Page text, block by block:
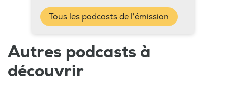
Tous les podcasts de l'émission
Autres podcasts à
découvrir